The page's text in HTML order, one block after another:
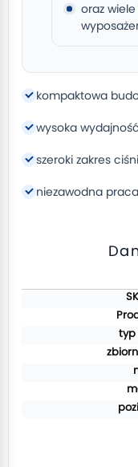
oraz
kompaktowa
wysoka
szeroki zakres
niezawodna